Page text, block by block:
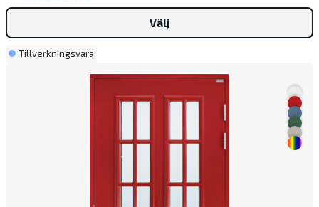
Välj
Tillverkningsvara